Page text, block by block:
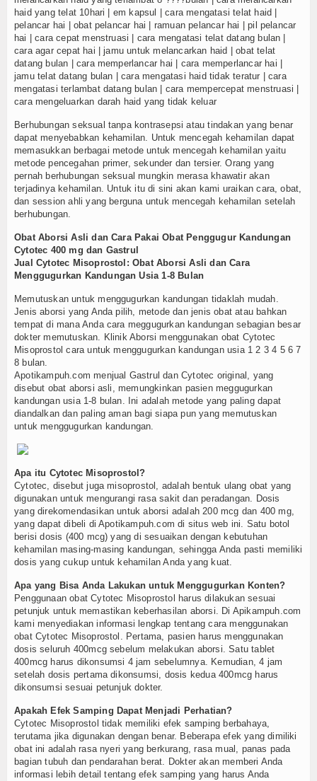
haid yang telat 10hari | em kapsul | cara mengatasi telat haid |
pelancar hai | obat pelancar hai | ramuan pelancar hai | pil pelancar
hai | cara cepat menstruasi | cara mengatasi telat datang bulan |
cara agar cepat hai | jamu untuk melancarkan haid | obat telat
datang bulan | cara memperlancar hai | cara memperlancar hai |
jamu telat datang bulan | cara mengatasi haid tidak teratur | cara
mengatasi terlambat datang bulan | cara mempercepat menstruasi |
cara mengeluarkan darah haid yang tidak keluar
Berhubungan seksual tanpa kontrasepsi atau tindakan yang benar
dapat menyebabkan kehamilan. Untuk mencegah kehamilan dapat
memasukkan berbagai metode untuk mencegah kehamilan yaitu
metode pencegahan primer, sekunder dan tersier. Orang yang
pernah berhubungan seksual mungkin merasa khawatir akan
terjadinya kehamilan. Untuk itu di sini akan kami uraikan cara, obat,
dan session ahli yang berguna untuk mencegah kehamilan setelah
berhubungan.
Obat Aborsi Asli dan Cara Pakai Obat Penggugur Kandungan
Cytotec 400 mg dan Gastrul
Jual Cytotec Misoprostol: Obat Aborsi Asli dan Cara
Menggugurkan Kandungan Usia 1-8 Bulan
Memutuskan untuk menggugurkan kandungan tidaklah mudah.
Jenis aborsi yang Anda pilih, metode dan jenis obat atau bahkan
tempat di mana Anda cara meggugurkan kandungan sebagian besar
dokter memutuskan. Klinik Aborsi menggunakan obat Cytotec
Misoprostol cara untuk menggugurkan kandungan usia 1 2 3 4 5 6 7
8 bulan.
Apotikampuh.com menjual Gastrul dan Cytotec original, yang
disebut obat aborsi asli, memungkinkan pasien meggugurkan
kandungan usia 1-8 bulan. Ini adalah metode yang paling dapat
diandalkan dan paling aman bagi siapa pun yang memutuskan
untuk menggugurkan kandungan.
Apa itu Cytotec Misoprostol?
Cytotec, disebut juga misoprostol, adalah bentuk ulang obat yang
digunakan untuk mengurangi rasa sakit dan peradangan. Dosis
yang direkomendasikan untuk aborsi adalah 200 mcg dan 400 mg,
yang dapat dibeli di Apotikampuh.com di situs web ini. Satu botol
berisi dosis (400 mcg) yang di sesuaikan dengan kebutuhan
kehamilan masing-masing kandungan, sehingga Anda pasti memiliki
dosis yang cukup untuk kehamilan Anda yang kuat.
Apa yang Bisa Anda Lakukan untuk Menggugurkan Konten?
Penggunaan obat Cytotec Misoprostol harus dilakukan sesuai
petunjuk untuk memastikan keberhasilan aborsi. Di Apikampuh.com
kami menyediakan informasi lengkap tentang cara menggunakan
obat Cytotec Misoprostol. Pertama, pasien harus menggunakan
dosis seluruh 400mcg sebelum melakukan aborsi. Satu tablet
400mcg harus dikonsumsi 4 jam sebelumnya. Kemudian, 4 jam
setelah dosis pertama dikonsumsi, dosis kedua 400mcg harus
dikonsumsi sesuai petunjuk dokter.
Apakah Efek Samping Dapat Menjadi Perhatian?
Cytotec Misoprostol tidak memiliki efek samping berbahaya,
terutama jika digunakan dengan benar. Beberapa efek yang dimiliki
obat ini adalah rasa nyeri yang berkurang, rasa mual, panas pada
bagian tubuh dan pendarahan berat. Dokter akan memberi Anda
informasi lebih detail tentang efek samping yang harus Anda